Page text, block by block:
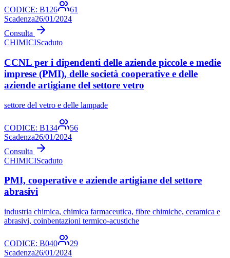
CODICE: B126
61
Scadenza26/01/2024
Consulta
CHIMICIScaduto
CCNL per i dipendenti delle aziende piccole e medie
imprese (PMI), delle società cooperative e delle
aziende artigiane del settore vetro
settore del vetro e delle lampade
CODICE: B134
56
Scadenza26/01/2024
Consulta
CHIMICIScaduto
PMI, cooperative e aziende artigiane del settore
abrasivi
industria chimica, chimica farmaceutica, fibre chimiche, ceramica e
abrasivi, coinbentazioni termico-acustiche
CODICE: B040
29
Scadenza26/01/2024